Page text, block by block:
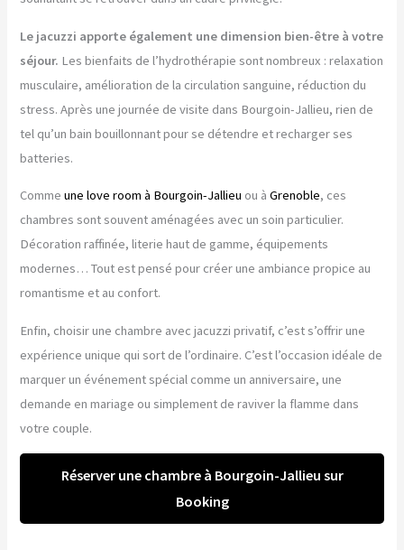
Le jacuzzi apporte également une dimension bien-être à votre
séjour. Les bienfaits de l’hydrothérapie sont nombreux : relaxation
musculaire, amélioration de la circulation sanguine, réduction du
stress. Après une journée de visite dans Bourgoin-Jallieu, rien de
tel qu’un bain bouillonnant pour se détendre et recharger ses
batteries.
Comme une love room à Bourgoin-Jallieu ou àGrenoble, ces
chambres sont souvent aménagées avec un soin particulier.
Décoration raffinée, literie haut de gamme, équipements
modernes… Tout est pensé pour créer une ambiance propice au
romantisme et au confort.
Enfin, choisir une chambre avec jacuzzi privatif, c’est s’offrir une
expérience unique qui sort de l’ordinaire. C’est l’occasion idéale de
marquer un événement spécial comme un anniversaire, une
demande en mariage ou simplement de raviver la flamme dans
votre couple.
Réserver une chambre à Bourgoin-Jallieu sur
Booking